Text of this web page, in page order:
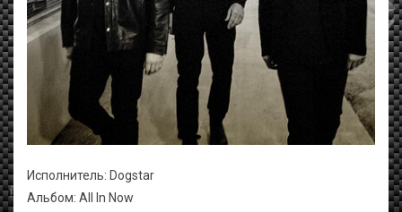
Исполнитель: Dogstar
Альбом: All In Now